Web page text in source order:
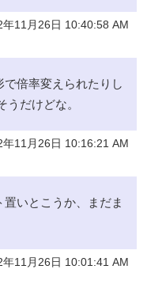
年11月26日 10:40:58 AM
倍率変えられたりし
だけどな。
年11月26日 10:16:21 AM
いとこうか、まだま
年11月26日 10:01:41 AM